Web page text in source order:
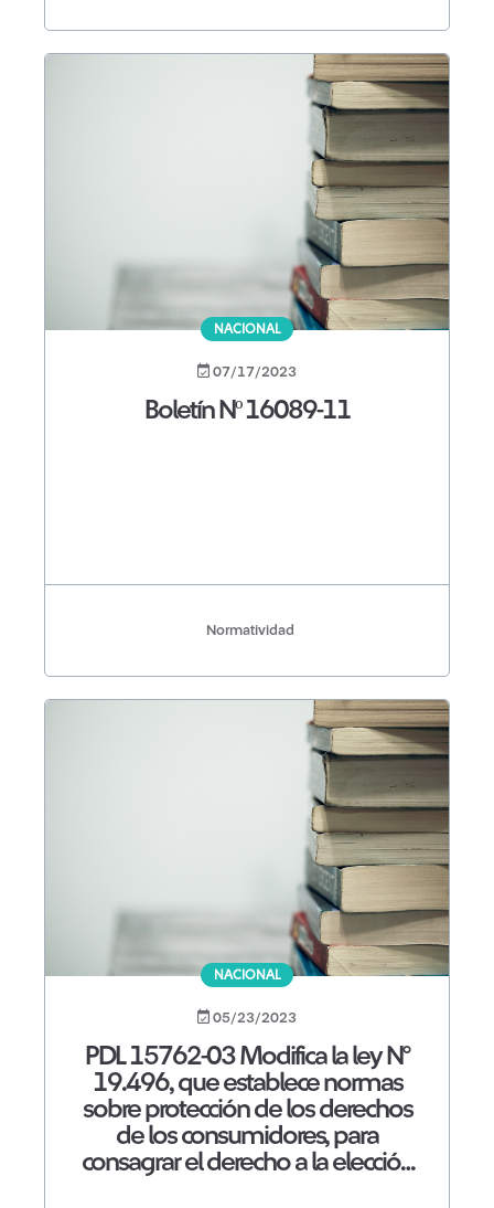
NACIONAL
07/17/2023
Boletín Nº 16089-11
Normatividad
NACIONAL
05/23/2023
PDL 15762-03 Modifica la ley N°
19.496, que establece normas
sobre protección de los derechos
de los consumidores, para
consagrar el derecho a la elección